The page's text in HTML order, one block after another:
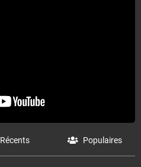
Récents Populaires